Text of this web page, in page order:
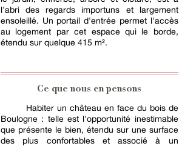
l'abri des regards importuns et largement
ensoleillé. Un portail d'entrée permet l'accès
au logement par cet espace qui le borde,
étendu sur quelque 415 m².
Ce que nous en pensons
Habiter un château en face du bois de
Boulogne : telle est l'opportunité inestimable
que présente le bien, étendu sur une surface
des plus confortables et associé à un